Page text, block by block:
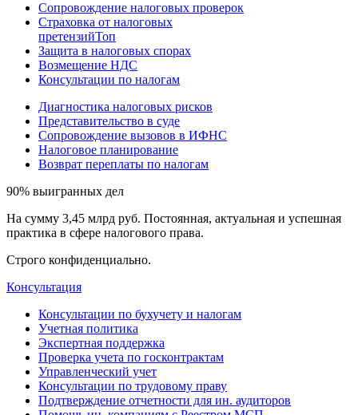
Сопровождение налоговых проверок
Страховка от налоговых
претензийТоп
Защита в налоговых спорах
Возмещение НДС
Консультации по налогам
Диагностика налоговых рисков
Представительство в суде
Сопровождение вызовов в ИФНС
Налоговое планирование
Возврат переплаты по налогам
90% выигранных дел
На сумму 3,45 млрд руб. Постоянная, актуальная и успешная
практика в сфере налогового права.
Строго конфиденциально.
Консультация
Консультации по бухучету и налогам
Учетная политика
Экспертная поддержка
Проверка учета по госконтрактам
Управленческий учет
Консультации по трудовому праву
Подтверждение отчетности для ин. аудиторов